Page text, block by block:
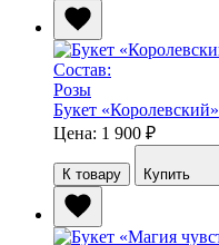
Состав:
Розы
Букет «Королевский»
Цена: 1 900 ₽
К товару Купить